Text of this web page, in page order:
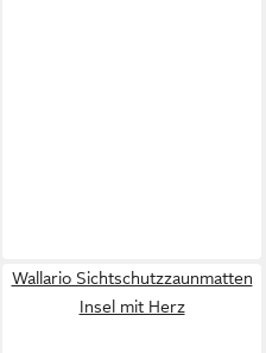
Wallario Sichtschutzzaunmatten
Insel mit Herz